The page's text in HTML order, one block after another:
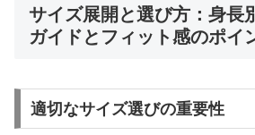
サイズ展開と選び方：身長
ガイドとフィット感のポイ
適切なサイズ選びの重要性